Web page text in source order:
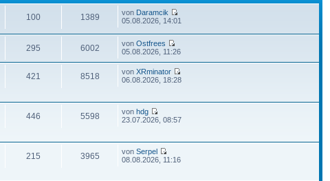
100 1389 von Daramcik
05.08.2026, 14:01
295 6002 vonOstfrees
05.08.2026, 11:26
421 8518 vonXRminator
06.08.2026, 18:28
446 5598 vonhdg
23.07.2026, 08:57
215 3965 vonSerpel
08.08.2026, 11:16